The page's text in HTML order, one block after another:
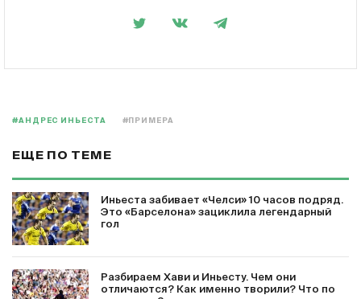
#АНДРЕС ИНЬЕСТА #ПРИМЕРА
ЕЩЕ ПО ТЕМЕ
Иньеста забивает «Челси» 10 часов подряд.
Это «Барселона» зациклила легендарный
гол
Разбираем Хави и Иньесту. Чем они
отличаются? Как именно творили? Что по